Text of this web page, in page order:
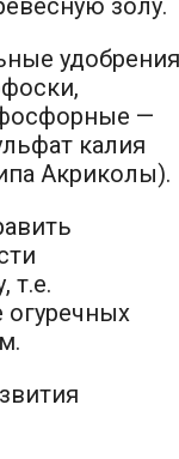
золу.
удобрения
—
калия
Акриколы).
т.е.
огуречных